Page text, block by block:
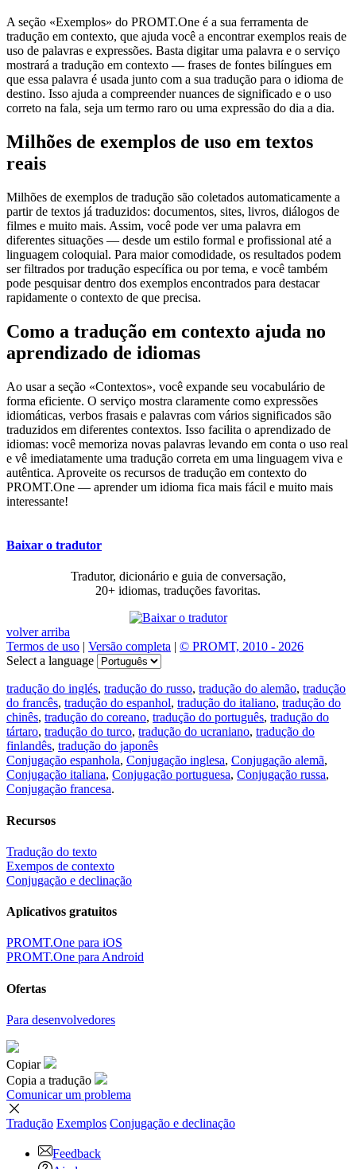
A seção «Exemplos» do PROMT.One é a sua ferramenta de
tradução em contexto, que ajuda você a encontrar exemplos reais de
uso de palavras e expressões. Basta digitar uma palavra e o serviço
mostrará a tradução em contexto — frases de fontes bilíngues em
que essa palavra é usada junto com a sua tradução para o idioma de
destino. Isso ajuda a compreender nuances de significado e o uso
correto na fala, seja um termo raro ou uma expressão do dia a dia.
Milhões de exemplos de uso em textos
reais
Milhões de exemplos de tradução são coletados automaticamente a
partir de textos já traduzidos: documentos, sites, livros, diálogos de
filmes e muito mais. Assim, você pode ver uma palavra em
diferentes situações — desde um estilo formal e profissional até a
linguagem coloquial. Para maior comodidade, os resultados podem
ser filtrados por tradução específica ou por tema, e você também
pode pesquisar dentro dos exemplos encontrados para destacar
rapidamente o contexto de que precisa.
Como a tradução em contexto ajuda no
aprendizado de idiomas
Ao usar a seção «Contextos», você expande seu vocabulário de
forma eficiente. O serviço mostra claramente como expressões
idiomáticas, verbos frasais e palavras com vários significados são
traduzidos em diferentes contextos. Isso facilita o aprendizado de
idiomas: você memoriza novas palavras levando em conta o uso real
e vê imediatamente uma tradução correta em uma linguagem viva e
autêntica. Aproveite os recursos de tradução em contexto do
PROMT.One — aprender um idioma fica mais fácil e muito mais
interessante!
Baixar o tradutor
Tradutor, dicionário e guia de conversação,
20+ idiomas, traduções favoritas.
volver arriba
Termos de uso | Versão completa | © PROMT, 2010 - 2026
Select a language
tradução do inglés, tradução do russo, tradução do alemão, tradução
do francês, tradução do espanhol, tradução do italiano, tradução do
chinês, tradução do coreano, tradução do português, tradução do
tártaro, tradução do turco, tradução do ucraniano, tradução do
finlandês, tradução do japonês
Conjugação espanhola, Conjugação inglesa, Conjugação alemã,
Conjugação italiana, Conjugação portuguesa, Conjugação russa,
Conjugação francesa.
Recursos
Tradução do texto
Exempos de contexto
Conjugação e declinação
Aplicativos gratuitos
PROMT.One para iOS
PROMT.One para Android
Ofertas
Para desenvolvedores
Copiar
Copia a tradução
Comunicar um problema
Tradução Exemplos Conjugação e declinação
Feedback